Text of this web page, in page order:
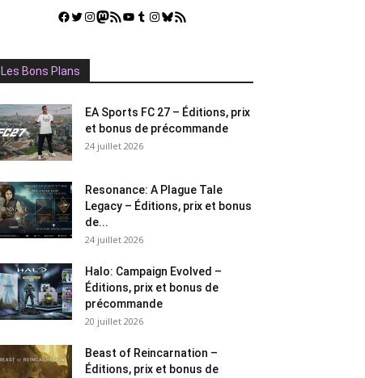
Facebook
Twitter
Instagram
Mastodon
Flux RSSYouTube
Tumblr
Instagram
Bluesky
GestGame
Les Bons Plans
EA Sports FC 27 – Éditions, prix
et bonus de précommande
24 juillet 2026
Resonance: A Plague Tale
Legacy – Éditions, prix et bonus
de...
24 juillet 2026
Halo: Campaign Evolved –
Éditions, prix et bonus de
précommande
20 juillet 2026
Beast of Reincarnation –
Éditions, prix et bonus de